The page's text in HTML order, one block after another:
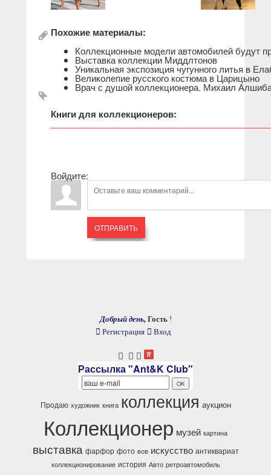
Похожие материалы:
Коллекционные модели автомобилей будут
Выставка коллекции Миддлтонов
Уникальная экспозиция чугунного литья в
Великолепие русского костюма в Царицыно
Врач с душой коллекционера. Михаил
Книги для коллекционеров:
Войдите:
ОТПРАВИТЬ
Добрый день, Гость !
Регистрация
Вход
Рассылка "Ant&K Club"
Продаю художник книга коллекция аукцион
Коллекционер музей картина
выставка фарфор фото вов искусство антиквариат
коллекционирование история Авто ретроавтомобиль